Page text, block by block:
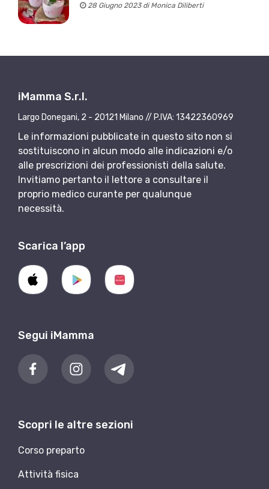
28 Giugno 2023 di Monica Diliberti
iMamma S.r.l.
Largo Donegani, 2 - 20121 Milano // P.IVA: 13422360969
Le informazioni pubblicate in questo sito non si
sostituiscono in alcun modo alle indicazioni e/o
alle prescrizioni dei professionisti della salute.
Invitiamo pertanto il lettore a consultare il
proprio medico curante per qualunque
necessità.
Scarica l’app
Segui iMamma
Scopri le altre sezioni
Corso preparto
Attività fisica